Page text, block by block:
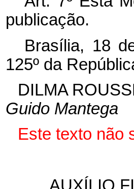
publicação.
Brasília, 18
125º da
DILMA
Guido Mantega
Este texto não